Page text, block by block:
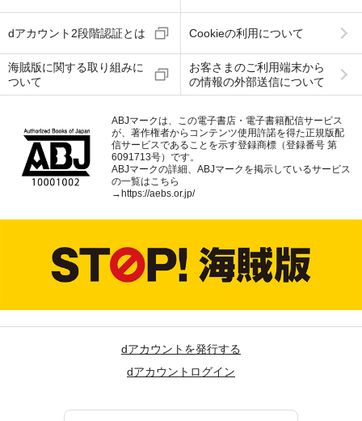
dアカウント2段階認証とは Cookieの利用について
海賊版に関する取り組みに
ついて
お客さまのご利用端末から
の情報の外部送信について
ABJマークは、この電子書店・電子書籍配信サービス
が、著作権者からコンテンツ使用許諾を得た正規版配
信サービスであることを示す登録商標（登録番号 第
6091713号）です。
ABJマークの詳細、ABJマークを掲示しているサービス
の一覧はこちら
→ https://aebs.or.jp/
dアカウントを発行する
dアカウントログイン